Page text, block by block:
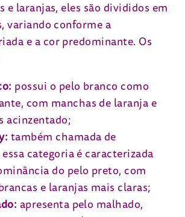
e laranjas, eles são divididos em
variando conforme a
e a cor predominante. Os
possui o pelo branco como
com manchas de laranja e
acinzentado;
também chamada de
categoria é caracterizada
do pelo preto, com
e laranjas mais claras;
apresenta pelo malhado,